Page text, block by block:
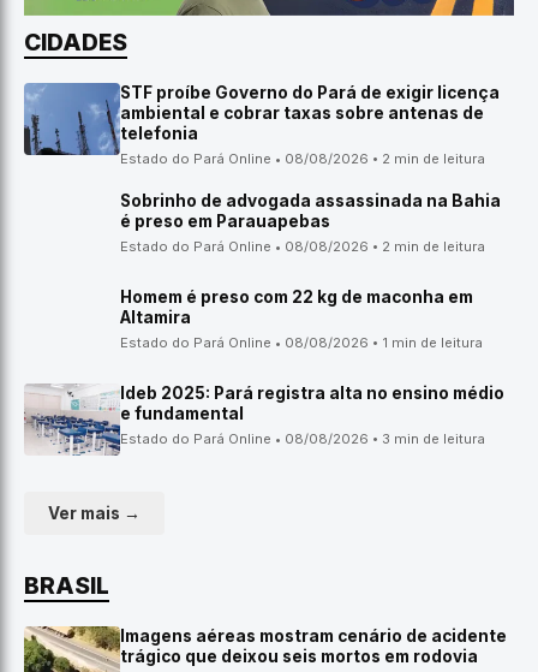
CIDADES
STF proíbe Governo do Pará de exigir licença
ambiental e cobrar taxas sobre antenas de
telefonia
Estado do Pará Online • 08/08/2026 • 2 min de leitura
Sobrinho de advogada assassinada na Bahia
é preso em Parauapebas
Estado do Pará Online • 08/08/2026 • 2 min de leitura
Homem é preso com 22 kg de maconha em
Altamira
Estado do Pará Online • 08/08/2026 • 1 min de leitura
Ideb 2025: Pará registra alta no ensino médio
e fundamental
Estado do Pará Online • 08/08/2026 • 3 min de leitura
Ver mais →
BRASIL
Imagens aéreas mostram cenário de acidente
trágico que deixou seis mortos em rodovia